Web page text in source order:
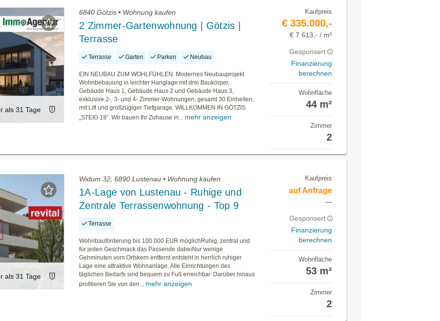
als 31 Tage
6840 Götzis • Wohnung kaufen
2 Zimmer-Gartenwohnung | Götzis |
Terrasse
Terrasse Garten Parken Neubau
EIN NEUBAU ZUM WOHLFÜHLEN. Modernes Neubauprojekt
Wohnbebauung in leichter Hanglage mit drei Baukörper,
Gebäude Haus 1, Gebäude Haus 2 und Gebäude Haus 3,
exklusive 2-, 3- und 4- Zimmer-Wohnungen, gesamt 30 Einheiten,
mit Lift und großzügiger Tiefgarage. WILLKOMMEN IN GÖTZIS
„STEIG 18“. Wir bauen Ihr Zuhause in... mehr anzeigen
Kaufpreis
€ 335.000,-
€ 7.613,- / m²
Gesponsert
Finanzierung
berechnen
Wohnfläche
44 m²
Zimmer
2
als 31 Tage
Widum 32, 6890 Lustenau • Wohnung kaufen
1A-Lage von Lustenau - Ruhige und
Zentrale Terrassenwohnung - Top 9
Terrasse
Wohnbauförderung bis 100.000 EUR möglichRuhig, zentral und
für jeden Geschmack das Passende dabeiNur wenige
Gehminuten vom Ortskern entfernt entsteht in herrlich ruhiger
Lage eine attraktive Wohnanlage. Alle Einrichtungen des
täglichen Bedarfs sind bequem zu Fuß erreichbar. Darüber hinaus
profitieren Sie von den... mehr anzeigen
Kaufpreis
auf Anfrage
—
Gesponsert
Finanzierung
berechnen
Wohnfläche
53 m²
Zimmer
2